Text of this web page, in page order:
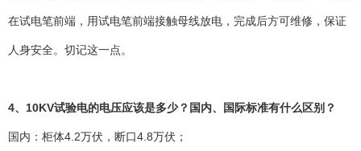
在试电笔前端，用试电笔前端接触母线放电，完成后方可维修，保证
人身安全。切记这一点。
4、10KV试验电的电压应该是多少？国内、国际标准有什么区别？
国内：柜体4.2万伏，断口4.8万伏；